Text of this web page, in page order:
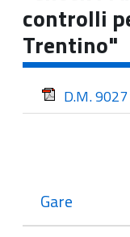
controlli
Trentino"
D.M.
Gare